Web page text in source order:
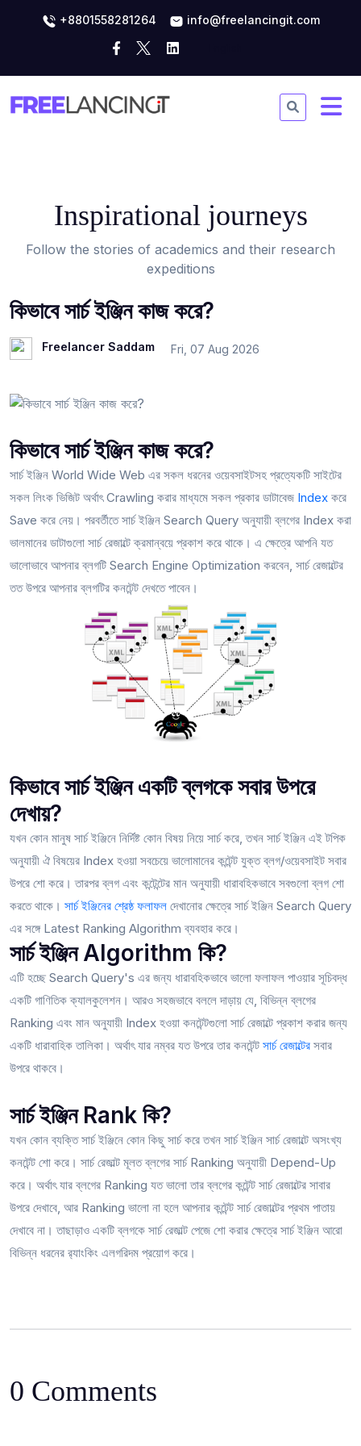
+8801558281264 info@freelancingit.com
Inspirational journeys
Follow the stories of academics and their research
expeditions
কিভাবে সার্চ ইঞ্জিন কাজ করে?
Freelancer Saddam Fri, 07 Aug 2026
কিভাবে সার্চ ইঞ্জিন কাজ করে?
সার্চ ইঞ্জিন World Wide Web এর সকল ধরনের ওয়েবসাইটসহ প্রত্যেকটি সাইটের
সকল লিংক ভিজিট অর্থাৎ Crawling করার মাধ্যমে সকল প্রকার ডাটাবেজ Index করে
Save করে নেয়। পরবর্তীতে সার্চ ইঞ্জিন Search Query অনুযায়ী ব্লগের Index করা
ভালমানের ডাটাগুলো সার্চ রেজাল্টে ক্রমান্বয়ে প্রকাশ করে থাকে। এ ক্ষেত্রে আপনি যত
ভালোভাবে আপনার ব্লগটি Search Engine Optimization করবেন, সার্চ রেজাল্টের
তত উপরে আপনার ব্লগটির কনটেন্ট দেখতে পাবেন।
কিভাবে সার্চ ইঞ্জিন একটি ব্লগকে সবার উপরে
দেখায়?
যখন কোন মানুষ সার্চ ইঞ্জিনে নির্দিষ্ট কোন বিষয় নিয়ে সার্চ করে, তখন সার্চ ইঞ্জিন এই টপিক
অনুযায়ী ঐ বিষয়ের Index হওয়া সবচেয়ে ভালোমানের কন্টেন্ট যুক্ত ব্লগ/ওয়েবসাইট সবার
উপরে শো করে। তারপর ব্লগ এবং কন্টেন্টের মান অনুযায়ী ধারাবহিকভাবে সবগুলো ব্লগ শো
করতে থাকে। সার্চ ইঞ্জিনের শ্রেষ্ঠ ফলাফল দেখানোর ক্ষেত্রে ‍সার্চ ইঞ্জিন Search Query
এর সঙ্গে Latest Ranking Algorithm ব্যবহার করে।
সার্চ ইঞ্জিন Algorithm কি?
এটি হচ্ছে Search Query's এর জন্য ধারাবহিকভাবে ভালো ফলাফল পাওয়ার সূচিবদ্ধ
একটি গাণিতিক ক্যালকুলেশন। আরও সহজভাবে বললে দাড়ায় যে, বিভিন্ন ব্লগের
Ranking এবং মান অনুযায়ী Index হওয়া কনটেন্টগুলো সার্চ রেজাল্টে প্রকাশ করার জন্য
একটি ধারাবাহিক তালিকা। অর্থাৎ যার নম্বর যত উপরে তার কনটেন্ট সার্চ রেজাল্টের সবার
উপরে থাকবে।
সার্চ ইঞ্জিন Rank কি?
যখন কোন ব্যক্তি সার্চ ইঞ্জিনে কোন কিছু সার্চ করে তখন সার্চ ইঞ্জিন সার্চ রেজাল্টে অসংখ্য
কনটেন্ট শো করে। সার্চ রেজাল্ট মূলত ব্লগের সার্চ Ranking অনুযায়ী Depend-Up
করে। অর্থাৎ যার ব্লগের Ranking যত ভালো তার ব্লগের কন্টেন্ট সার্চ রেজাল্টের সাবার
উপরে দেখাবে, আর Ranking ভালো না হলে আপনার কন্টেন্ট সার্চ রেজাল্টের প্রথম পাতায়
দেখাবে না। তাছাড়াও একটি ব্লগকে সার্চ রেজাল্ট পেজে শো করার ক্ষেত্রে সার্চ ইঞ্জিন আরো
বিভিন্ন ধরনের র‌্যাংকিং এলগরিদম প্রয়োগ করে।
0 Comments